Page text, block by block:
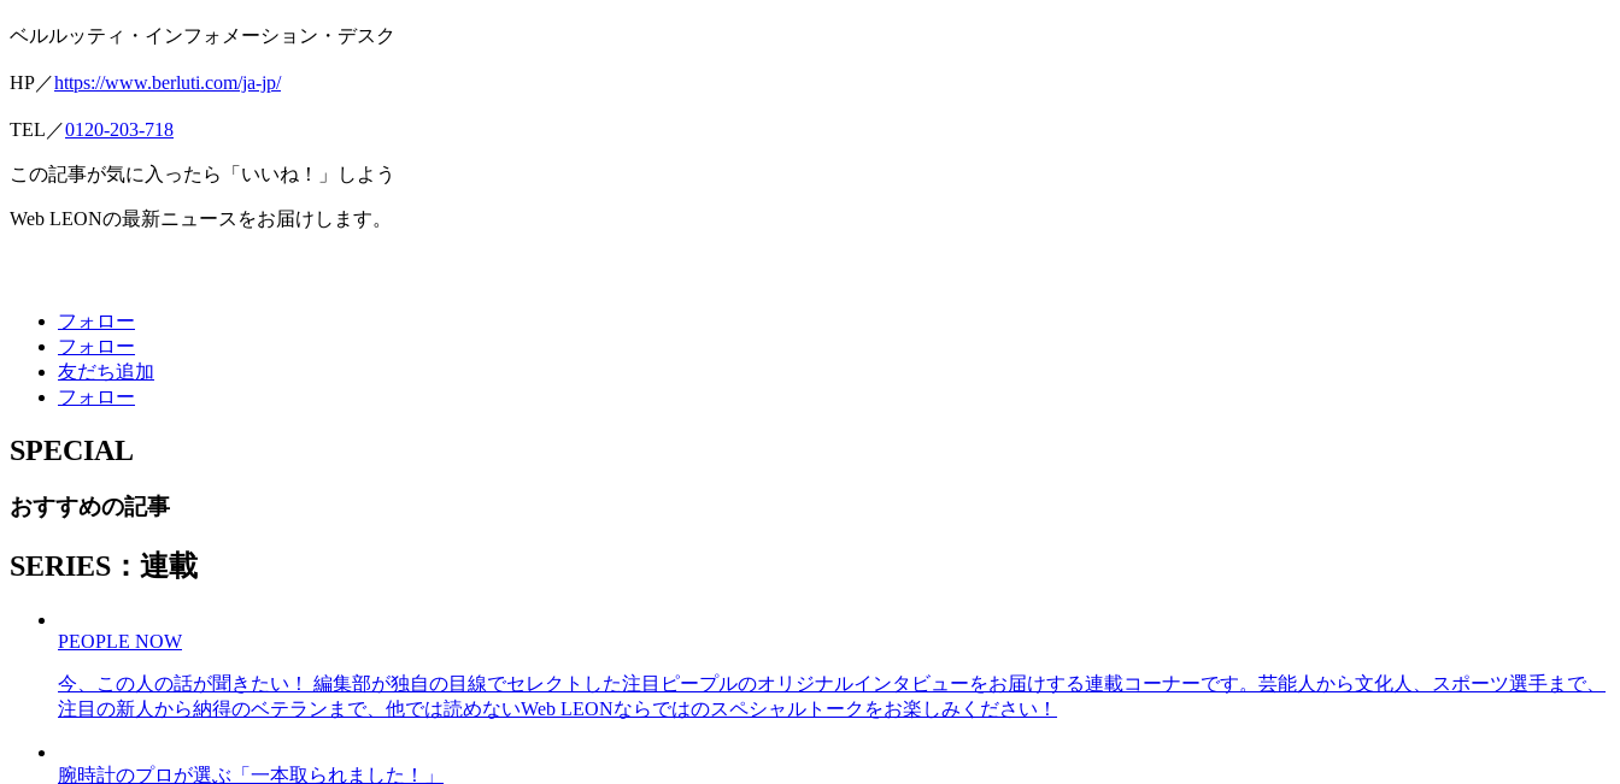
ベルルッティ・インフォメーション・デスク
HP／https://www.berluti.com/ja-jp/
TEL／0120‐203‐718
この記事が気に入ったら「いいね！」しよう
Web LEONの最新ニュースをお届けします。
フォロー
フォロー
友だち追加
フォロー
SPECIAL
おすすめの記事
SERIES：連載
PEOPLE NOW
今、この人の話が聞きたい！ 編集部が独自の目線でセレクトした注目ピープルのオリジナルインタビューをお届けする連載コーナーです。芸能人から文化人、スポーツ選手まで、
注目の新人から納得のベテランまで、他では読めないWeb LEONならではのスペシャルトークをお楽しみください！
腕時計のプロが選ぶ「一本取られました！」